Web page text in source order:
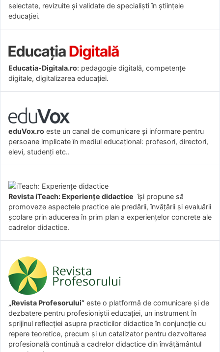
selectate, revizuite și validate de specialiști în științele
educației.
Educatia-Digitala.ro: pedagogie digitală, competențe
digitale, digitalizarea educației.
eduVox.ro este un canal de comunicare și informare pentru
persoane implicate în mediul educațional: profesori, directori,
elevi, studenți etc..
Revista iTeach: Experienţe didactice îşi propune să
promoveze aspectele practice ale predării, învăţării şi evaluării
şcolare prin aducerea în prim plan a experienţelor concrete ale
cadrelor didactice.
„Revista Profesorului” este o platformă de comunicare și de
dezbatere pentru profesioniștii educației, un instrument în
sprijinul reflecției asupra practicilor didactice în conjuncție cu
repere teoretice, precum și un catalizator pentru dezvoltarea
profesională continuă a cadrelor didactice din învățământul